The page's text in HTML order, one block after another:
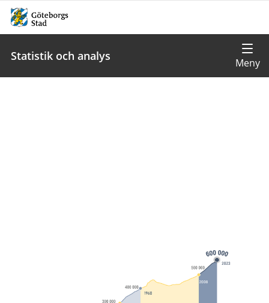
Statistik och analys